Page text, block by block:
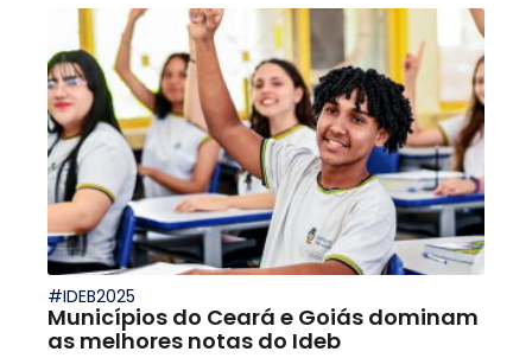
#IDEB2025
Municípios do Ceará e Goiás dominam
as melhores notas do Ideb